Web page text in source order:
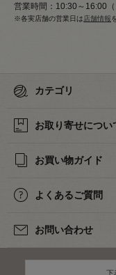
営業時間：10:30～16:00（
※各実店舗の営業日は 店舗情報
カテゴリ
お取り寄せについ
お買い物ガイド
よくあるご質問
お問い合わせ
下